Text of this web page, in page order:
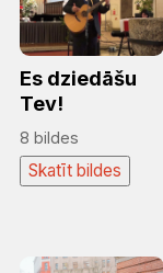
Es dziedāšu
Tev!
8 bildes
Skatīt bildes